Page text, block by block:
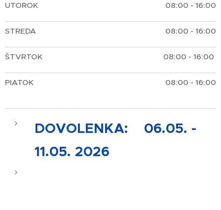
UTOROK 08:00 - 16:00
STREDA 08:00 - 16:00
ŠTVRTOK 08:00 - 16:00
PIATOK 08:00 - 16:00
DOVOLENKA: 06.05. -
11.05. 2026